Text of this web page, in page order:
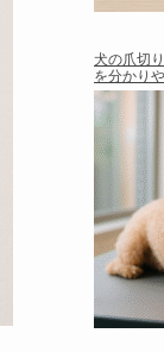
犬の爪切
を分かり